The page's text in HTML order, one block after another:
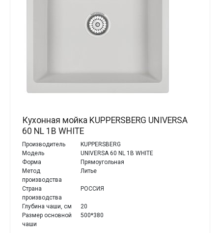
Кухонная мойка KUPPERSBERG UNIVERSA
60 NL 1B WHITE
Производитель
KUPPERSBERG
Модель
UNIVERSA 60 NL 1B WHITE
Форма
Прямоугольная
Метод
производства
Литье
Страна
производства
РОССИЯ
Глубина чаши, см
20
Размер основной
чаши
500*380